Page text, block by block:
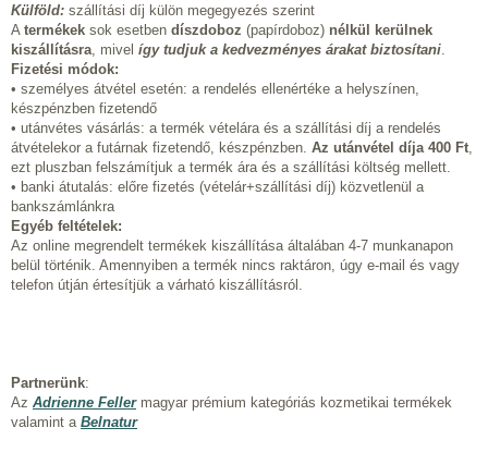
Külföld: szállítási díj külön megegyezés szerint
A termékek sok esetben díszdoboz (papírdoboz) nélkül kerülnek
kiszállításra , mivel így tudjuk a kedvezményes árakat biztosítani
Fizetési módok:
• személyes átvétel esetén: a rendelés ellenértéke a helyszínen,
készpénzben fizetendő
• utánvétes vásárlás: a termék vételára és a szállítási díj a rendelés
átvételekor a futárnak fizetendő, készpénzben. Az utánvétel díja 400 Ft
ezt pluszban felszámítjuk a termék ára és a szállítási költség mellett.
• banki átutalás: előre fizetés (vételár+szállítási díj) közvetlenül a
bankszámlánkra
Egyéb feltételek:
Az online megrendelt termékek kiszállítása általában 4-7 munkanapon
belül történik. Amennyiben a termék nincs raktáron, úgy e-mail és vagy
telefon útján értesítjük a várható kiszállításról.
Partnerünk:
Az Adrienne Fellermagyar prémium kategóriás kozmetikai termékek
valamint a Belnatur